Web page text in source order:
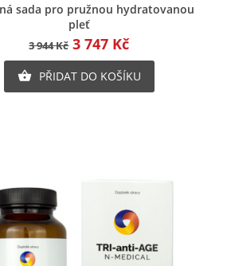
Rychlý náhled
sada pro pružnou hydratovanou
pleť
3 944 Kč 3 747 Kč
 PŘIDAT DO KOŠÍKU